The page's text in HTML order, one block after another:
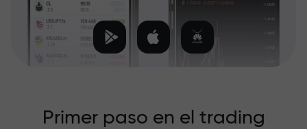
Primer paso en el trading